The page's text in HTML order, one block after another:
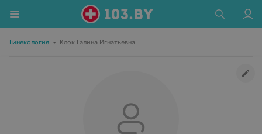
Гинекология • Клок Галина Игнатьевна